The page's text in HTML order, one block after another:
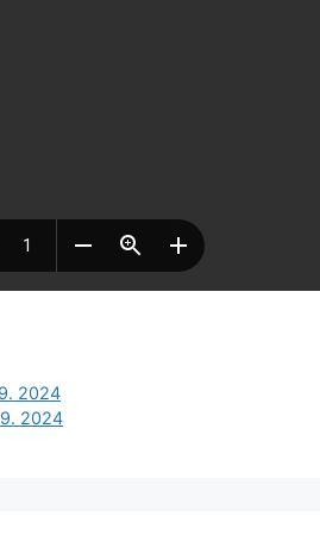
2024
2024